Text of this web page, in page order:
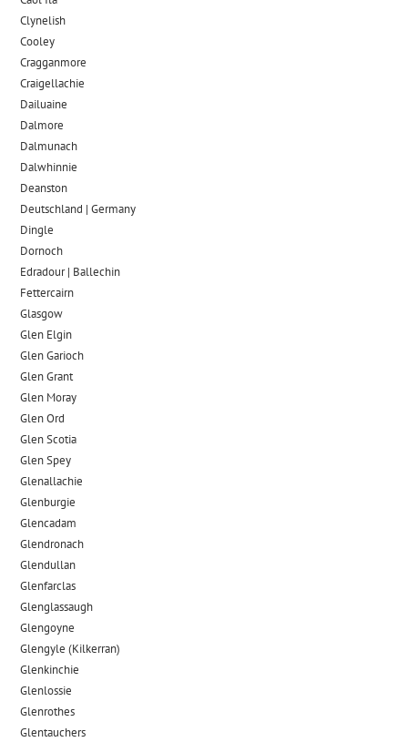
Clynelish
Cooley
Cragganmore
Craigellachie
Dailuaine
Dalmore​
Dalmunach
Dalwhinnie
Deanston
Deutschland | Germany
Dingle
Dornoch
Edradour | Ballechin
Fettercairn
Glasgow
Glen Elgin
Glen Garioch
Glen Grant
Glen Moray
Glen Ord
Glen Scotia
Glen Spey
Glenallachie
Glenburgie
Glencadam
Glendronach
Glendullan
Glenfarclas
Glenglassaugh
Glengoyne
Glengyle (Kilkerran)
Glenkinchie
Glenlossie
Glenrothes
Glentauchers